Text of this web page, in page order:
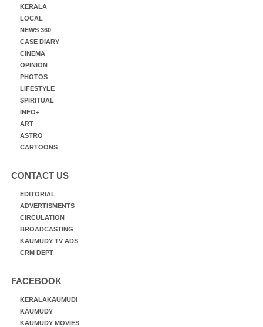
KERALA
LOCAL
NEWS 360
CASE DIARY
CINEMA
OPINION
PHOTOS
LIFESTYLE
SPIRITUAL
INFO+
ART
ASTRO
CARTOONS
CONTACT US
EDITORIAL
ADVERTISMENTS
CIRCULATION
BROADCASTING
KAUMUDY TV ADS
CRM DEPT
FACEBOOK
KERALAKAUMUDI
KAUMUDY
KAUMUDY MOVIES